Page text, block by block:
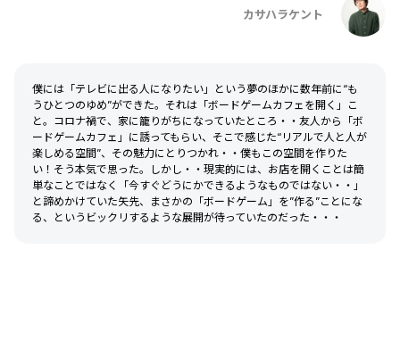
カサハラケント
僕には「テレビに出る人になりたい」という夢のほかに数年前に“も
うひとつのゆめ”ができた。それは「ボードゲームカフェを開く」こ
と。コロナ禍で、家に籠りがちになっていたところ・・友人から「ボ
ードゲームカフェ」に誘ってもらい、そこで感じた“リアルで人と人が
楽しめる空間”、その魅力にとりつかれ・・僕もこの空間を作りた
い！そう本気で思った。しかし・・現実的には、お店を開くことは簡
単なことではなく「今すぐどうにかできるようなものではない・・」
と諦めかけていた矢先、まさかの「ボードゲーム」を”作る”ことにな
る、というビックリするような展開が待っていたのだった・・・